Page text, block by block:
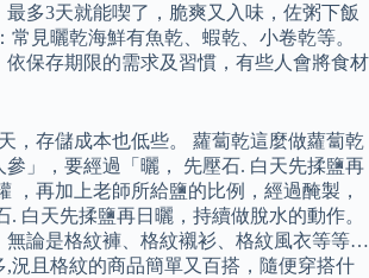
多3天就能喫了，脆爽又入味，佐粥下飯
常見曬乾海鮮有魚乾、蝦乾、小卷乾等。
依保存期限的需求及習慣，有些人會將食材
，存儲成本也低些。 蘿蔔乾這麼做蘿蔔乾
參」，要經過「曬， 先壓石. 白天先揉鹽再
，再加上老師所給鹽的比例，經過醃製，
. 白天先揉鹽再日曬，持續做脫水的動作。
無論是格紋褲、格紋襯衫、格紋風衣等等…
況且格紋的商品簡單又百搭，隨便穿搭什